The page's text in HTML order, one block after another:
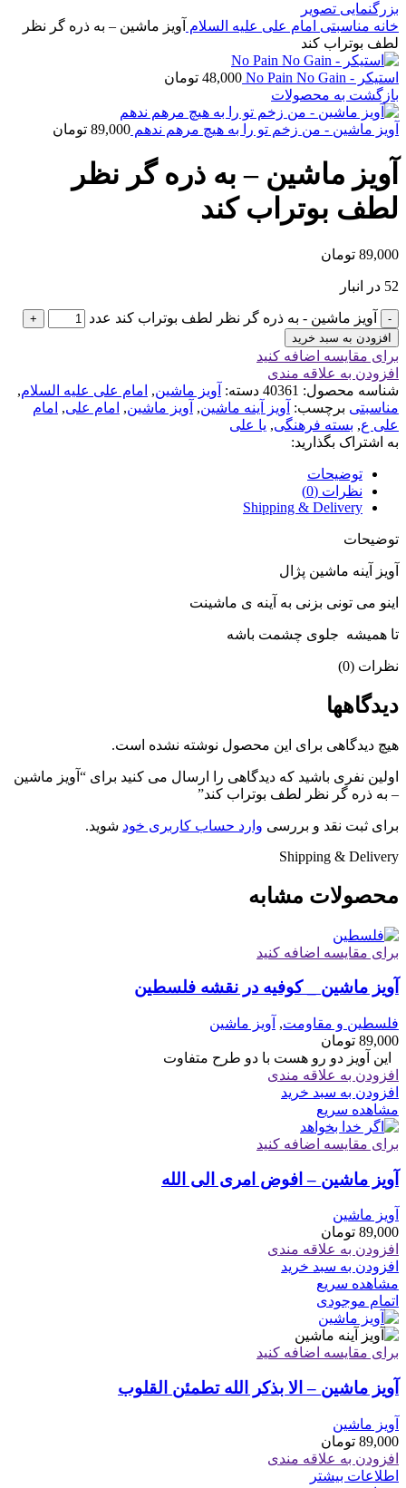
بزرگنمایی تصویر
خانه مناسبتی امام علی علیه السلام آویز ماشین – به ذره گر نظر
لطف بوتراب کند
استیکر - No Pain No Gain 48,000 تومان
بازگشت به محصولات
آویز ماشین - من زخم تو را به هیچ مرهم ندهم 89,000 تومان
آویز ماشین – به ذره گر نظر
لطف بوتراب کند
89,000 تومان
52 در انبار
آویز ماشین - به ذره گر نظر لطف بوتراب کند عدد
افزودن به سبد خرید
برای مقایسه اضافه کنید
افزودن به علاقه مندی
شناسه محصول: 40361 دسته: آویز ماشین, امام علی علیه السلام,
مناسبتی برچسب: آویز آینه ماشین, آویز ماشین, امام علی, امام
علی ع, بسته فرهنگی, یا علی
به اشتراک بگذارید:
توضیحات
نظرات (0)
Shipping & Delivery
توضیحات
آویز آینه ماشین پژال
اینو می تونی بزنی به آینه ی ماشینت
تا همیشه جلوی چشمت باشه
نظرات (0)
دیدگاهها
هیچ دیدگاهی برای این محصول نوشته نشده است.
اولین نفری باشید که دیدگاهی را ارسال می کنید برای “آویز ماشین
– به ذره گر نظر لطف بوتراب کند”
برای ثبت نقد و بررسی وارد حساب کاربری خود شوید.
Shipping & Delivery
محصولات مشابه
برای مقایسه اضافه کنید
آویز ماشین _ کوفیه در نقشه فلسطین
فلسطین و مقاومت, آویز ماشین
89,000 تومان
این آویز دو رو هست با دو طرح متفاوت
افزودن به علاقه مندی
افزودن به سبد خرید
مشاهده سریع
برای مقایسه اضافه کنید
آویز ماشین – افوض امری الی الله
آویز ماشین
89,000 تومان
افزودن به علاقه مندی
افزودن به سبد خرید
مشاهده سریع
اتمام موجودی
برای مقایسه اضافه کنید
آویز ماشین – الا بذکر الله تطمئن القلوب
آویز ماشین
89,000 تومان
افزودن به علاقه مندی
اطلاعات بیشتر